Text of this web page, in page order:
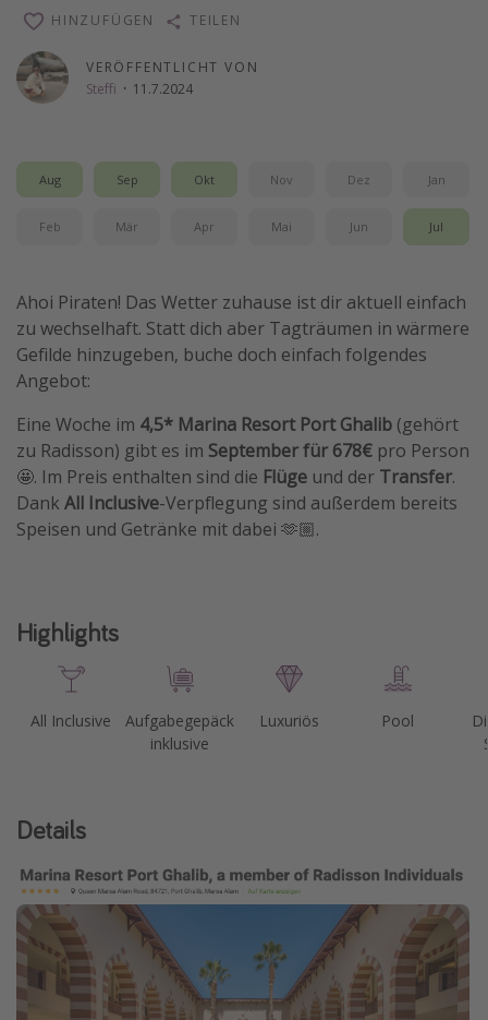
Wochenendtrip
Singlereisen
Strandurlaub
Hotels in Amsterdam
Hotels am Achensee
Reise Journal
Familienurlaub in der Türkei
Rundreisen in Thailand
Bahnreisen in der Schweiz
Reisepassfreie Reiseziele
Travel Know How
Silvesterreisen
VERÖFFENTLICHT VON
Steffi · 11.7.2024
HINZUFÜGEN TEILEN
Aug Sep Okt Nov Dez Jan
Feb Mär Apr Mai Jun Jul
Ahoi Piraten! Das Wetter zuhause ist dir aktuell einfach
zu wechselhaft. Statt dich aber Tagträumen in wärmere
Gefilde hinzugeben, buche doch einfach folgendes
Angebot:
Eine Woche im 4,5* Marina Resort Port Ghalib (gehört
zu Radisson) gibt es im September für 678€ pro Person
🤩. Im Preis enthalten sind die Flüge und der Transfer.
Dank All Inclusive-Verpflegung sind außerdem bereits
Speisen und Getränke mit dabei 🫶🏼.
Highlights
All Inclusive
Aufgabegepäck
inklusive
Luxuriös Pool
Details